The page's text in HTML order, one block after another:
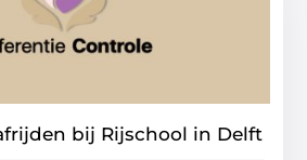
bij Rijschool in Delft